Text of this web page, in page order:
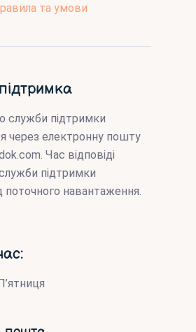
та умови
служби підтримки
через електронну пошту
. Час відповіді
служби підтримки
поточного навантаження.